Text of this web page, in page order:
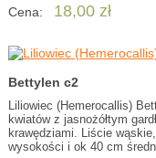
Cena: 18,00 zł
Bettylen c2
Liliowiec (Hemerocallis)
kwiatów z jasnożółtym
krawędziami. Liście
wysokości i ok 40 cm